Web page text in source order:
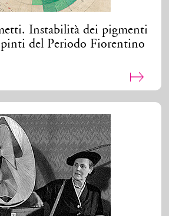
Instabilità dei pigmenti
del Periodo Fiorentino